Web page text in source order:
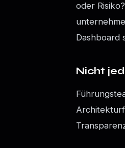
oder
Dashboard
Nicht